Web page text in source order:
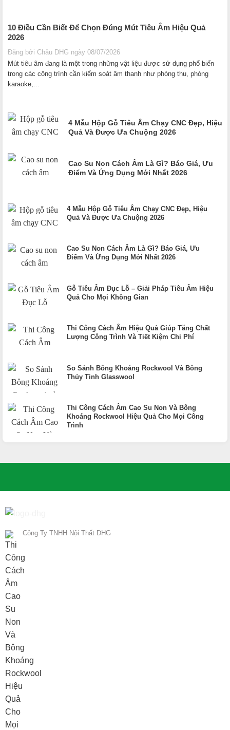
10 Điều Cần Biết Để Chọn Đúng Mút Tiêu Âm Hiệu Quả
2026
Đăng bởi Châu DHG ngày 08/07/2026
Mút tiêu âm đang là một trong những vật liệu được sử dụng phổ biến
trong các công trình cần kiểm soát âm thanh như phòng thu, phòng
karaoke,...
4 Mẫu Hộp Gỗ Tiêu Âm Chạy CNC Đẹp, Hiệu
Quả Và Được Ưa Chuộng 2026
Cao Su Non Cách Âm Là Gì? Báo Giá, Ưu
Điểm Và Ứng Dụng Mới Nhất 2026
4 Mẫu Hộp Gỗ Tiêu Âm Chạy CNC Đẹp, Hiệu
Quả Và Được Ưa Chuộng 2026
Cao Su Non Cách Âm Là Gì? Báo Giá, Ưu
Điểm Và Ứng Dụng Mới Nhất 2026
Gỗ Tiêu Âm Đục Lỗ – Giải Pháp Tiêu Âm Hiệu
Quả Cho Mọi Không Gian
Thi Công Cách Âm Hiệu Quả Giúp Tăng Chất
Lượng Công Trình Và Tiết Kiệm Chi Phí
So Sánh Bông Khoáng Rockwool Và Bông
Thủy Tinh Glasswool
Thi Công Cách Âm Cao Su Non Và Bông
Khoáng Rockwool Hiệu Quả Cho Mọi Công
Trình
Công Ty TNHH Nội Thất DHG